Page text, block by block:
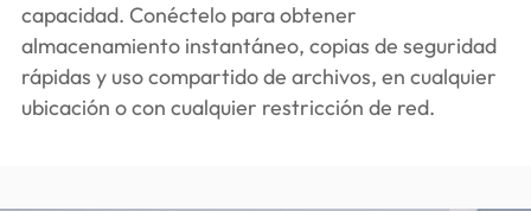
capacidad. Conéctelo para obtener
almacenamiento instantáneo, copias de seguridad
rápidas y uso compartido de archivos, en cualquier
ubicación o con cualquier restricción de red.